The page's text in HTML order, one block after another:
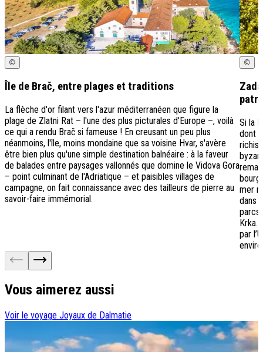
©
Île de Brač, entre plages et traditions
La flèche d'or filant vers l'azur méditerranéen que figure la
plage de Zlatni Rat – l'une des plus picturales d'Europe –, voilà
ce qui a rendu Brač si fameuse ! En creusant un peu plus
néanmoins, l'île, moins mondaine que sa voisine Hvar, s'avère
être bien plus qu'une simple destination balnéaire : à la faveur
de balades entre paysages vallonnés que domine le Vidova Gora
– point culminant de l'Adriatique – et paisibles villages de
campagne, on fait connaissance avec des tailleurs de pierre au
savoir-faire immémorial.
©
Si la
dont
mer
dans
parcs
Krka.
par
Vous aimerez aussi
Voir le voyage Joyaux de Dalmatie